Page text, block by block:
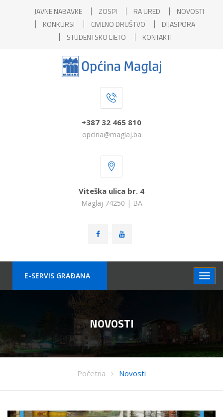
JAVNE NABAVKE ZOSPI RA URED
NOVOSTI
KONKURSI
CIVILNO DRUŠTVO
DIJASPORA
STUDENTSKO LJETO
KONTAKTI
+387 32 465 810
opcina@maglaj.ba
Viteška ulica br. 4
Maglaj 74250 | BA
E-SERVIS GRAÐANA
NOVOSTI
Početna Novosti